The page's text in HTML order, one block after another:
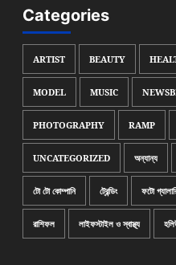
Categories
ARTIST BEAUTY
MODEL MUSIC
PHOTOGRAPHY RAMP
UNCATEGORIZED অন্যান্য
টো টো কোম্পানি ট্রেন্ডিং ফটো
রাশিফল লাইফস্টাইল ও স্বাস্থ্য